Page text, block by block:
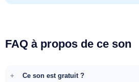
FAQ à propos de ce son
Ce son est gratuit ?